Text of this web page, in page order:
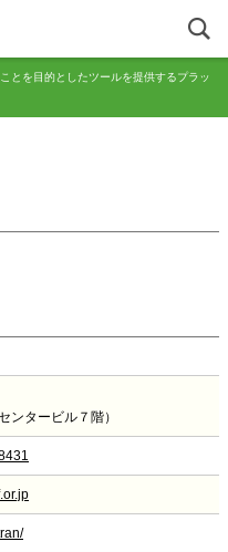
とを目的としたツールを提供するプラッ
タービル７階）